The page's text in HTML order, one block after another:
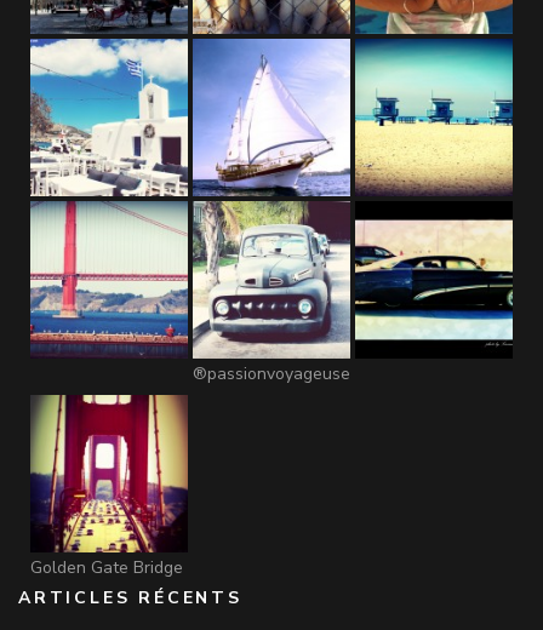
®passionvoyageuse
Golden Gate Bridge
ARTICLES RÉCENTS